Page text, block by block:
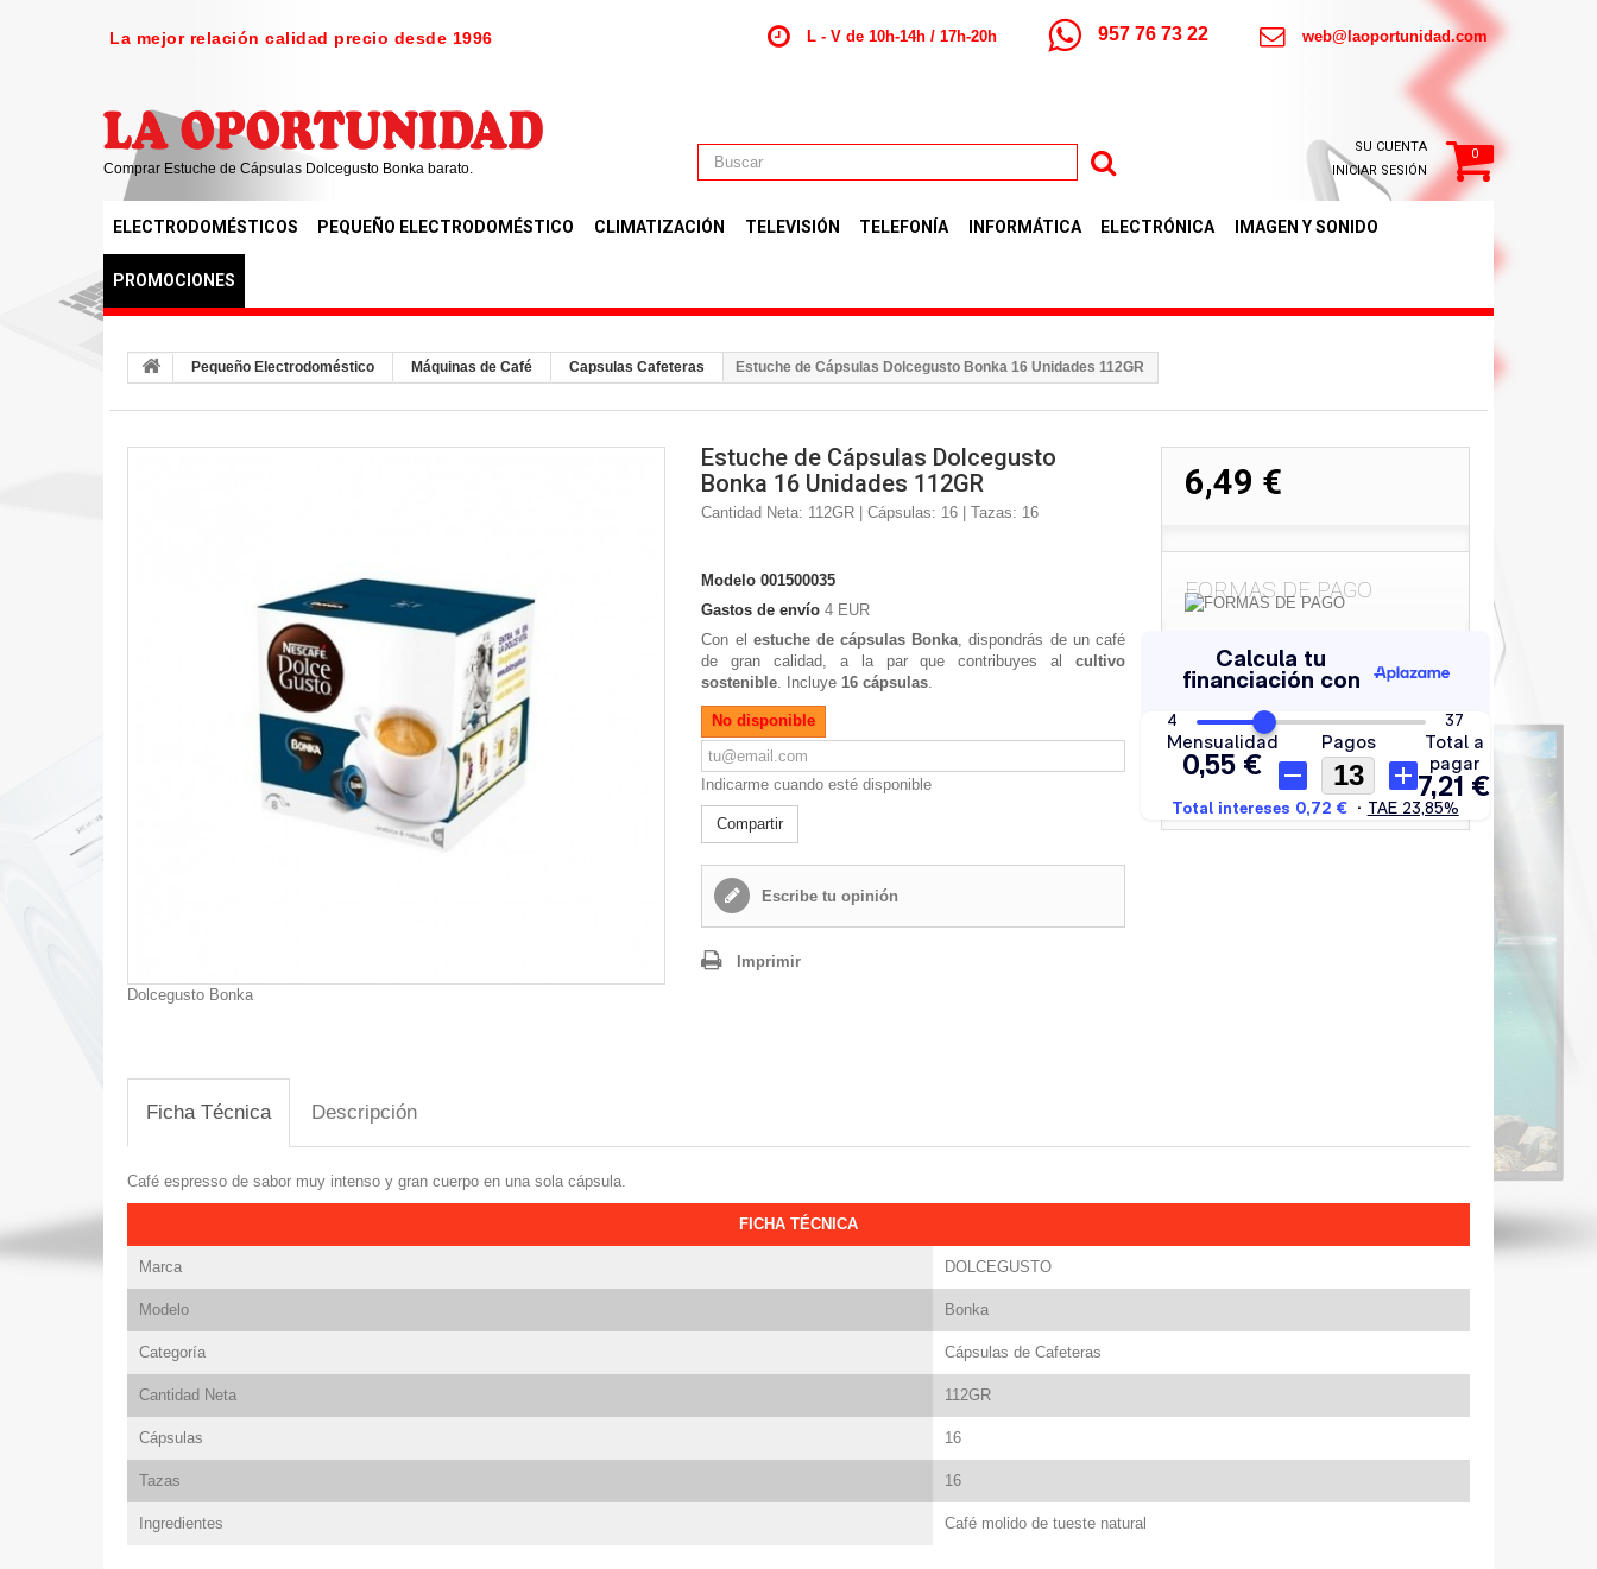
La mejor relación calidad precio desde 1996 L - V de 10h-14h / 17h-20h 957 76 73 22 web@laoportunidad.com
Comprar Estuche de Cápsulas Dolcegusto Bonka barato.
0
SU CUENTA
INICIAR SESIÓN
ELECTRODOMÉSTICOS PEQUEÑO ELECTRODOMÉSTICO CLIMATIZACIÓN TELEVISIÓN TELEFONÍA INFORMÁTICA ELECTRÓNICA IMAGEN Y SONIDO
PROMOCIONES
Pequeño Electrodoméstico Máquinas de Café Capsulas Cafeteras Estuche de Cápsulas Dolcegusto Bonka 16 Unidades 112GR
Dolcegusto Bonka
Estuche de Cápsulas Dolcegusto
Bonka 16 Unidades 112GR
Cantidad Neta: 112GR | Cápsulas: 16 | Tazas: 16
Modelo 001500035
Gastos de envío 4 EUR
Con el estuche de cápsulas Bonka, dispondrás de un café
de gran calidad, a la par que contribuyes al
cultivo
sostenible. Incluye16 cápsulas.
No disponible
Indicarme cuando esté disponible
Compartir
Escribe tu opinión
Imprimir
6,49 €
FORMAS DE PAGO
Ficha Técnica Descripción
Café espresso de sabor muy intenso y gran cuerpo en una sola cápsula.
FICHA TÉCNICA
Marca DOLCEGUSTO
Modelo Bonka
Categoría Cápsulas de Cafeteras
Cantidad Neta 112GR
Cápsulas 16
Tazas 16
Ingredientes Café molido de tueste natural